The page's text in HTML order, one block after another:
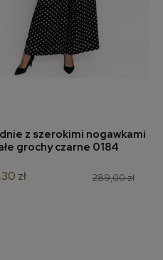
dodaj do koszyka
z szerokimi nogawkami
grochy czarne 0184
289,00 zł
zł